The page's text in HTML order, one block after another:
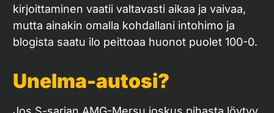
kirjoittaminen vaatii valtavasti aikaa ja vaivaa,
mutta ainakin omalla kohdallani intohimo ja
blogista saatu ilo peittoaa huonot puolet 100-0.
Unelma-autosi?